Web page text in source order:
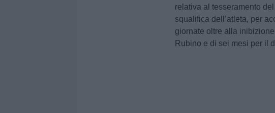
relativa al tesseramento
squalifica dell’atleta, per
giornate oltre alla
Rubino e di sei mesi per il